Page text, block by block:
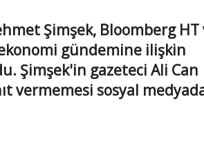
Şimşek, Bloomberg HT
gündemine ilişkin
Şimşek'in gazeteci Ali Can
vermemesi sosyal